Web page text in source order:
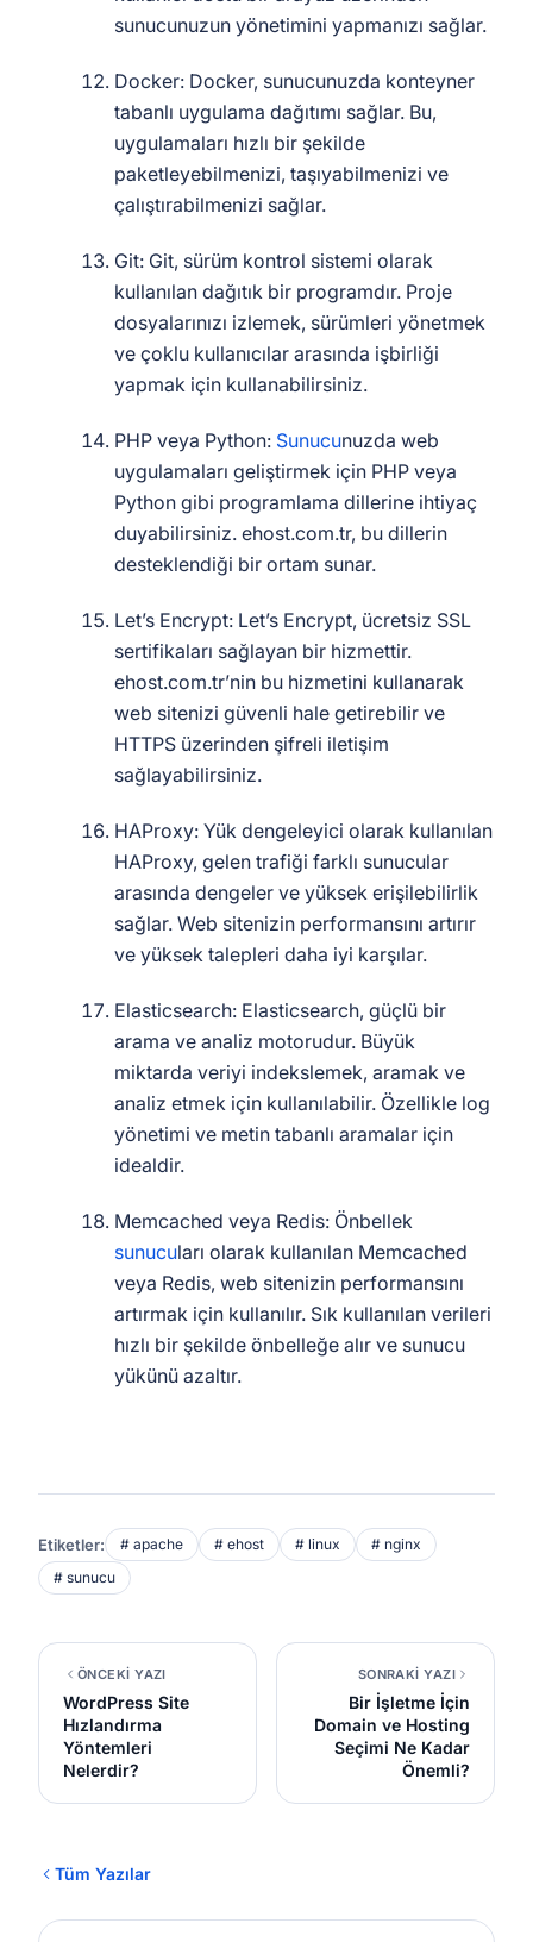
sunucunuzun yönetimini yapmanızı sağlar.
Docker: Docker, sunucunuzda konteyner
tabanlı uygulama dağıtımı sağlar. Bu,
uygulamaları hızlı bir şekilde
paketleyebilmenizi, taşıyabilmenizi ve
çalıştırabilmenizi sağlar.
Git: Git, sürüm kontrol sistemi olarak
kullanılan dağıtık bir programdır. Proje
dosyalarınızı izlemek, sürümleri yönetmek
ve çoklu kullanıcılar arasında işbirliği
yapmak için kullanabilirsiniz.
PHP veya Python: Sunucunuzda web
uygulamaları geliştirmek için PHP veya
Python gibi programlama dillerine ihtiyaç
duyabilirsiniz. ehost.com.tr, bu dillerin
desteklendiği bir ortam sunar.
Let’s Encrypt: Let’s Encrypt, ücretsiz SSL
sertifikaları sağlayan bir hizmettir.
ehost.com.tr’nin bu hizmetini kullanarak
web sitenizi güvenli hale getirebilir ve
HTTPS üzerinden şifreli iletişim
sağlayabilirsiniz.
HAProxy: Yük dengeleyici olarak kullanılan
HAProxy, gelen trafiği farklı sunucular
arasında dengeler ve yüksek erişilebilirlik
sağlar. Web sitenizin performansını artırır
ve yüksek talepleri daha iyi karşılar.
Elasticsearch: Elasticsearch, güçlü bir
arama ve analiz motorudur. Büyük
miktarda veriyi indekslemek, aramak ve
analiz etmek için kullanılabilir. Özellikle log
yönetimi ve metin tabanlı aramalar için
idealdir.
Memcached veya Redis: Önbellek
sunucuları olarak kullanılan Memcached
veya Redis, web sitenizin performansını
artırmak için kullanılır. Sık kullanılan verileri
hızlı bir şekilde önbelleğe alır ve sunucu
yükünü azaltır.
Etiketler: # apache # ehost # linux
# nginx
# sunucu
ÖNCEKİ YAZI
WordPress Site
Hızlandırma
Yöntemleri
Nelerdir?
SONRAKİ YAZI
Bir İşletme İçin
Domain ve Hosting
Seçimi Ne Kadar
Önemli?
Tüm Yazılar